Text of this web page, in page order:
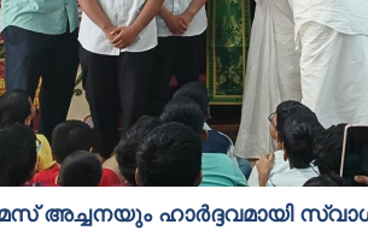
അച്ചനയും ഹാർദ്ദവമായി